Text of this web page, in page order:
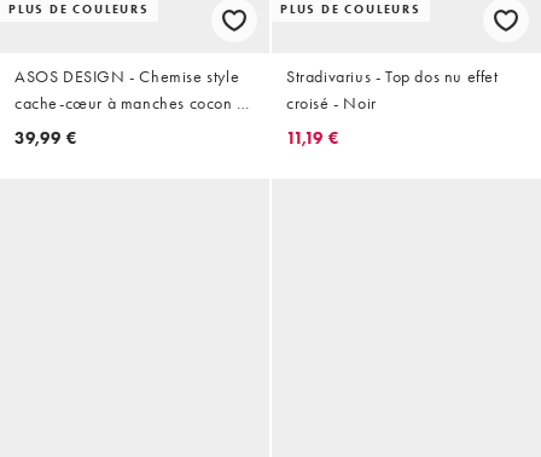
PLUS DE COULEURS
ASOS DESIGN - Chemise style
cache-cœur à manches cocon -
Noir
39,99 €
PLUS DE COULEURS
Stradivarius - Top dos nu effet
croisé - Noir
11,19 €